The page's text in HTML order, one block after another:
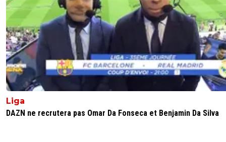
Liga
DAZN ne recrutera pas Omar Da Fonseca et Benjamin Da Silva